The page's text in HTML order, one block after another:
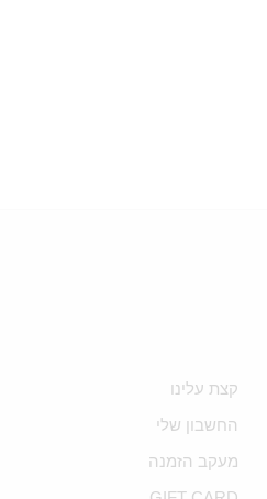
קצת עלינו
החשבון שלי
מעקב הזמנה